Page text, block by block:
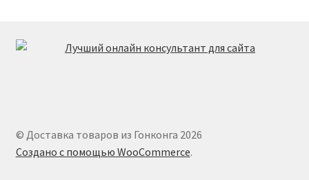
© Доставка товаров из Гонконга 2026
Создано с помощью WooCommerce.